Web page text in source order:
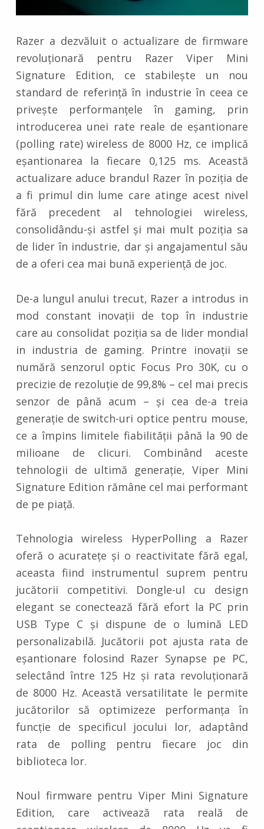
Razer a dezvăluit o actualizare de firmware
revoluționară pentru Razer Viper Mini
Signature Edition, ce stabilește un nou
standard de referință în industrie în ceea ce
privește performanțele în gaming, prin
introducerea unei rate reale de eșantionare
(polling rate) wireless de 8000 Hz, ce implică
eșantionarea la fiecare 0,125 ms. Această
actualizare aduce brandul Razer în poziția de
a fi primul din lume care atinge acest nivel
fără precedent al tehnologiei wireless,
consolidându-și astfel și mai mult poziția sa
de lider în industrie, dar și angajamentul său
de a oferi cea mai bună experiență de joc.
De-a lungul anului trecut, Razer a introdus in
mod constant inovații de top în industrie
care au consolidat poziția sa de lider mondial
in industria de gaming. Printre inovații se
numără senzorul optic Focus Pro 30K, cu o
precizie de rezoluție de 99,8% – cel mai precis
senzor de până acum – și cea de-a treia
generație de switch-uri optice pentru mouse,
ce a împins limitele fiabilității până la 90 de
milioane de clicuri. Combinând aceste
tehnologii de ultimă generație, Viper Mini
Signature Edition rămâne cel mai performant
de pe piață.
Tehnologia wireless HyperPolling a Razer
oferă o acuratețe și o reactivitate fără egal,
aceasta fiind instrumentul suprem pentru
jucătorii competitivi. Dongle-ul cu design
elegant se conectează fără efort la PC prin
USB Type C și dispune de o lumină LED
personalizabilă. Jucătorii pot ajusta rata de
eșantionare folosind Razer Synapse pe PC,
selectând între 125 Hz și rata revoluționară
de 8000 Hz. Această versatilitate le permite
jucătorilor să optimizeze performanța în
funcție de specificul jocului lor, adaptând
rata de polling pentru fiecare joc din
biblioteca lor.
Noul firmware pentru Viper Mini Signature
Edition, care activează rata reală de